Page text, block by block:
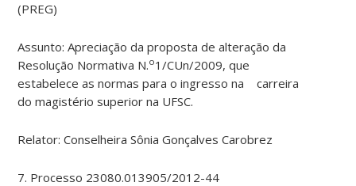
(PREG)
Assunto: Apreciação da proposta de alteração da
Resolução Normativa N.o1/CUn/2009, que
estabelece as normas para o ingresso na carreira
do magistério superior na UFSC.
Relator: Conselheira Sônia Gonçalves Carobrez
7. Processo 23080.013905/2012-44